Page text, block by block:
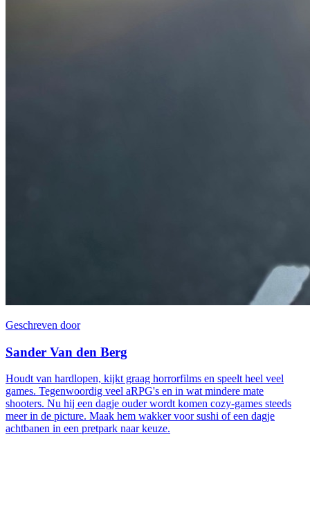
Geschreven door
Sander Van den Berg
Houdt van hardlopen, kijkt graag horrorfilms en speelt heel veel
games. Tegenwoordig veel aRPG's en in wat mindere mate
shooters. Nu hij een dagje ouder wordt komen cozy-games steeds
meer in de picture. Maak hem wakker voor sushi of een dagje
achtbanen in een pretpark naar keuze.